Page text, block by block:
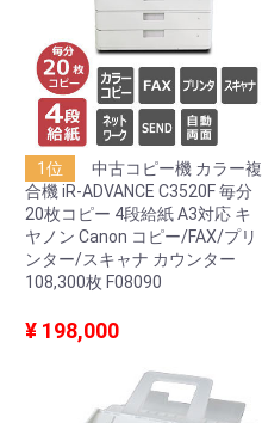
1位
中古コピー機 カラー複
合機 iR-ADVANCE C3520F 毎分
20枚コピー 4段給紙 A3対応 キ
ヤノン Canon コピー/FAX/プリ
ンター/スキャナ カウンター
108,300枚 F08090
¥ 198,000